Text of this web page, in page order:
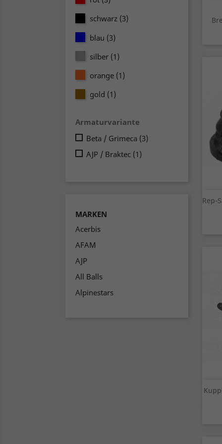
schwarz (3)
blau (3)
silber (1)
orange (1)
gold (1)
Armaturvariante
Beta / Grimeca (3)
AJP / Braktec (1)
MARKEN
Acerbis
AFAM
AJP
All Balls
Alpinestars
Rep-